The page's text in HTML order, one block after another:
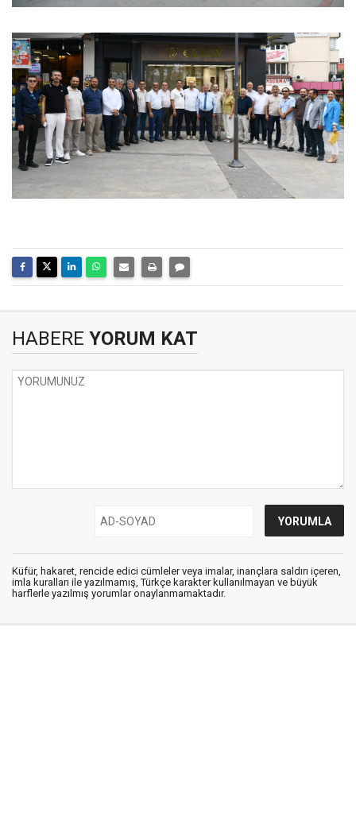
HABERE YORUM KAT
Küfür, hakaret, rencide edici cümleler veya imalar, inançlara saldırı içeren,
imla kuralları ile yazılmamış, Türkçe karakter kullanılmayan ve büyük
harflerle yazılmış yorumlar onaylanmamaktadır.